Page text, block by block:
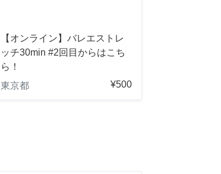
【オンライン】バレエストレ
ッチ30min #2回目からはこち
ら！
東京都
¥500